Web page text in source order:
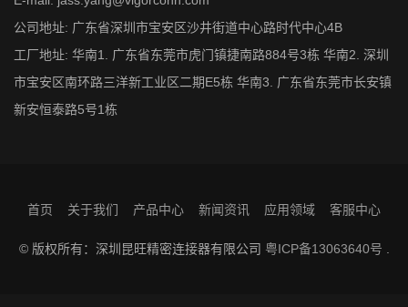
公司地址: 广东省深圳市宝安区沙井街道中心路时代中心4B
工厂地址: 华南1. 广东省东莞市虎门镇捷南路884号3栋 华南2. 深圳
市宝安区南环路三洋新工业区二期E5栋 华南3. 广东省东莞市长安镇
新安恒泰路5号1栋
首页 关于我们 产品中心 新闻资讯 应用领域 客服中心
© 版权所有：深圳昆旺精密连接器有限公司 粤ICP备13063640号 .